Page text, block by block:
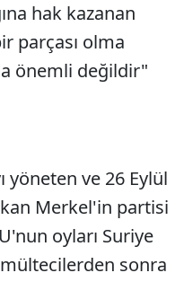
hak kazanan
parçası olma
önemli değildir"
yöneten ve 26 Eylül
Merkel'in partisi
oyları Suriye
sonra